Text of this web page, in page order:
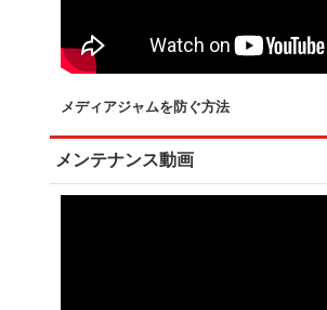
メディアジャムを防ぐ方法
メンテナンス動画